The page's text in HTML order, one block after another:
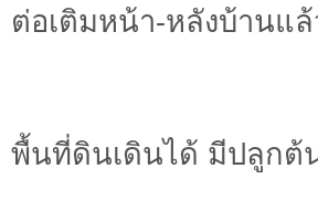
ต่อเติมหน้า-หลังบ้านแ
พื้นที่ดินเดินได้ มีปลูกต้